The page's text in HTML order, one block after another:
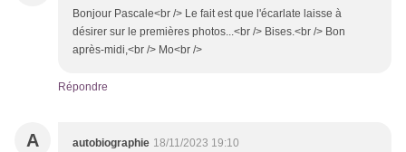
Bonjour Pascale<br /> Le fait est que l'écarlate laisse à
désirer sur le premières photos...<br /> Bises.<br /> Bon
après-midi,<br /> Mo<br />
Répondre
A autobiographie 18/11/2023 19:10